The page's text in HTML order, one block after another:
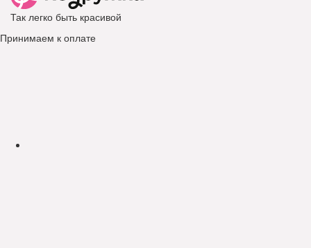
Так легко быть красивой
Принимаем к оплате